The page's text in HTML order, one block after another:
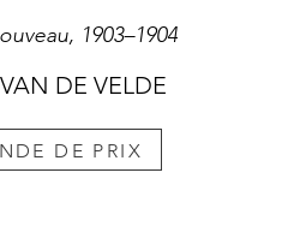
1903–1904
DE VELDE
DE PRIX